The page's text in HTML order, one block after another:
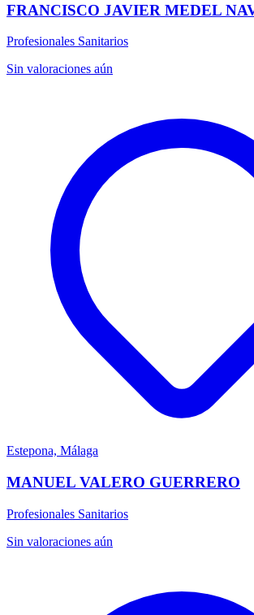
FRANCISCO JAVIER MEDEL
Profesionales Sanitarios
Sin valoraciones aún
Estepona, Málaga
MANUEL VALERO GUERRERO
Profesionales Sanitarios
Sin valoraciones aún